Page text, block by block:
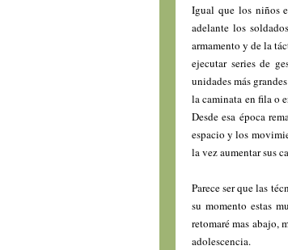
Igual que los niños
adelante los
armamento y de la
ejecutar series de
unidades más
la caminata en fila o
Desde esa época
espacio y los
la vez aumentar sus
Parece ser que las
su momento estas
retomaré mas abajo,
adolescencia.